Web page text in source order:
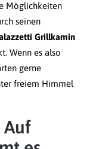
Möglichkeiten
seinen
Grillkamin
Wenn es also
gerne
freiem Himmel
Auf